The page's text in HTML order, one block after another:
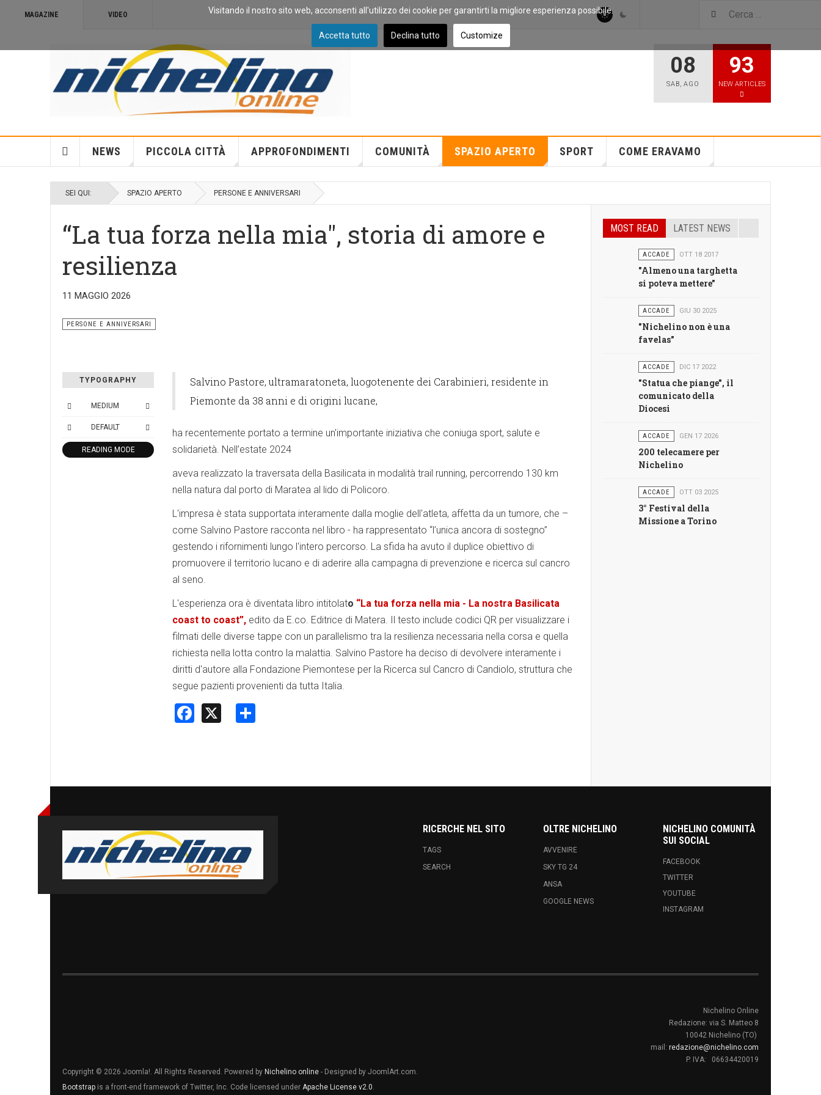
MAGAZINE VIDEO
08
SAB, AGO
93
NEW ARTICLES
NEWS PICCOLA CITTÀ APPROFONDIMENTI COMUNITÀ SPAZIO APERTO SPORT COME ERAVAMO
SEI QUI: SPAZIO APERTO PERSONE E ANNIVERSARI
“La tua forza nella mia", storia di amore e
resilienza
11 MAGGIO 2026
PERSONE E ANNIVERSARI
TYPOGRAPHY
MEDIUM
DEFAULT
READING MODE
Salvino Pastore, ultramaratoneta, luogotenente dei Carabinieri, residente in
Piemonte da 38 anni e di origini lucane,
ha recentemente portato a termine un'importante iniziativa che coniuga sport, salute e
solidarietà. Nell’estate 2024
aveva realizzato la traversata della Basilicata in modalità trail running, percorrendo 130 km
nella natura dal porto di Maratea al lido di Policoro.
L'impresa è stata supportata interamente dalla moglie dell'atleta, affetta da un tumore, che –
come Salvino Pastore racconta nel libro - ha rappresentato “l’unica ancora di sostegno”
gestendo i rifornimenti lungo l'intero percorso. La sfida ha avuto il duplice obiettivo di
promuovere il territorio lucano e di aderire alla campagna di prevenzione e ricerca sul cancro
al seno.
L'esperienza ora è diventata libro intitolato “La tua forza nella mia - La nostra Basilicata
coast to coast”, edito da E.co. Editrice di Matera. Il testo include codici QR per visualizzare i
filmati delle diverse tappe con un parallelismo tra la resilienza necessaria nella corsa e quella
richiesta nella lotta contro la malattia. Salvino Pastore ha deciso di devolvere interamente i
diritti d'autore alla Fondazione Piemontese per la Ricerca sul Cancro di Candiolo, struttura che
segue pazienti provenienti da tutta Italia.
Facebook
MOST READ LATEST NEWS
ACCADE OTT 18 2017
"Almeno una targhetta
si poteva mettere"
ACCADE GIU 30 2025
"Nichelino non è una
favelas"
ACCADE DIC 17 2022
"Statua che piange", il
comunicato della
Diocesi
ACCADE GEN 17 2026
200 telecamere per
Nichelino
ACCADE OTT 03 2025
3° Festival della
Missione a Torino
RICERCHE NEL SITO
TAGS
SEARCH
OLTRE NICHELINO
AVVENIRE
SKY TG 24
ANSA
GOOGLE NEWS
NICHELINO COMUNITÀ
SUI SOCIAL
FACEBOOK
TWITTER
YOUTUBE
INSTAGRAM
Nichelino Online
Redazione: via S. Matteo 8
10042 Nichelino (TO)
mail: redazione@nichelino.com
P. IVA: 06634420019
Copyright © 2026 Joomla!. All Rights Reserved. Powered by Nichelino online - Designed by JoomlArt.com.
Bootstrap is a front-end framework of Twitter, Inc. Code licensed under Apache License v2.0.
Visitando il nostro sito web, acconsenti all'utilizzo dei cookie per garantirti la migliore esperienza possibile.
Accetta tutto Declina tutto Customize